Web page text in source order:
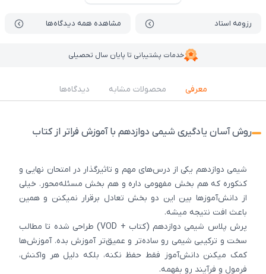
رزومه استاد مشاهده همه دیدگاه‌ها
خدمات پشتیبانی تا پایان سال تحصیلی
معرفی محصولات مشابه دیدگاه‌ها
روش آسان یادگیری شیمی دوازدهم با آموزش فراتر از کتاب
شیمی دوازدهم یکی از درس‌های مهم و تاثیرگذار در امتحان نهایی و
کنکوره که هم بخش مفهومی داره و هم بخش مسئله‌محور. خیلی
از دانش‌آموزها بین این دو بخش تعادل برقرار نمیکنن و همین
باعث افت نتیجه میشه.
پرش پلاس شیمی دوازدهم (کتاب + VOD) طراحی شده تا مطالب
سخت و ترکیبی شیمی رو ساده‌تر و عمیق‌تر آموزش بده. آموزش‌ها
کمک میکنن دانش‌آموز فقط حفظ نکنه، بلکه دلیل هر واکنش،
فرمول و فرآیند رو بفهمه.